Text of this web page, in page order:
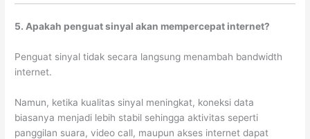
5. Apakah penguat sinyal akan mempercepat internet?
Penguat sinyal tidak secara langsung menambah bandwidth
internet.
Namun, ketika kualitas sinyal meningkat, koneksi data
biasanya menjadi lebih stabil sehingga aktivitas seperti
panggilan suara, video call, maupun akses internet dapat